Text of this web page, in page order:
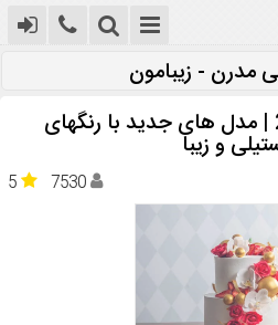
مدرن - زیبامون
کیک عروسی 2021 | مدل های جدید با رنگهای
و زیبا
5 7530